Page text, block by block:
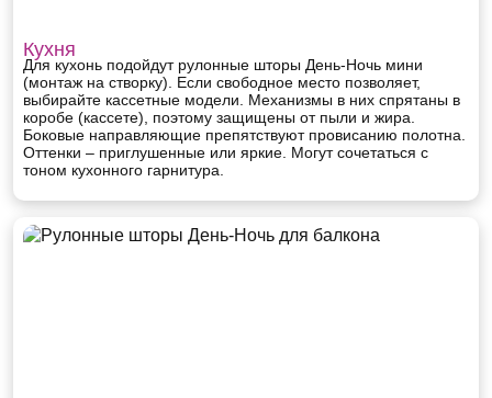
Кухня
Для кухонь подойдут рулонные шторы День-Ночь мини
(монтаж на створку). Если свободное место позволяет,
выбирайте кассетные модели. Механизмы в них спрятаны в
коробе (кассете), поэтому защищены от пыли и жира.
Боковые направляющие препятствуют провисанию полотна.
Оттенки – приглушенные или яркие. Могут сочетаться с
тоном кухонного гарнитура.